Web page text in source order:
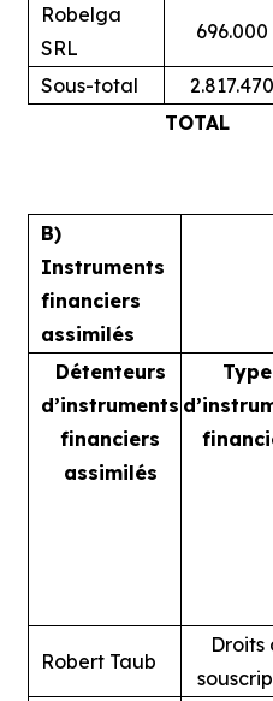
Robelga
SRL
696.000
Sous-total 2.817.470
TOTAL
B)
Instruments
financiers
assimilés
Détenteurs
d’instruments
financiers
assimilés
Type
Robert Taub
Droits